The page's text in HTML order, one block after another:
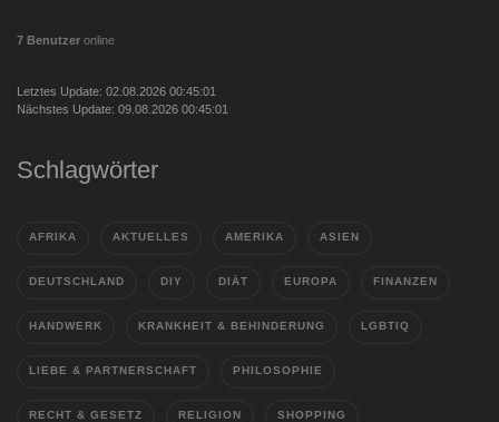
7 Benutzer online
Letztes Update: 02.08.2026 00:45:01
Nächstes Update: 09.08.2026 00:45:01
Schlagwörter
AFRIKA AKTUELLES AMERIKA ASIEN
DEUTSCHLAND DIY DIÄT EUROPA FINANZEN
HANDWERK KRANKHEIT & BEHINDERUNG LGBTIQ
LIEBE & PARTNERSCHAFT PHILOSOPHIE
RECHT & GESETZ RELIGION SHOPPING